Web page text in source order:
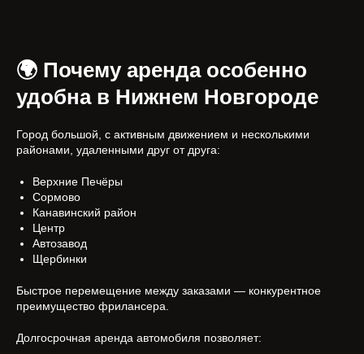
🌍 Почему аренда особенно
удобна в Нижнем Новгороде
Город большой, с активным движением и несколькими
районами, удаленными друг от друга:
Верхние Печёры
Сормово
Канавинский район
Центр
Автозавод
Щербинки
Быстрое перемещение между заказами — конкурентное
преимущество фрилансера.
Долгосрочная аренда автомобиля позволяет: